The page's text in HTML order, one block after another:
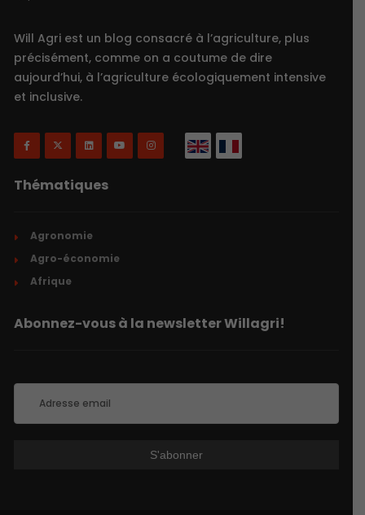
Will Agri est un blog consacré à l’agriculture, plus
précisément, comme on a coutume de dire
aujourd’hui, à l’agriculture écologiquement intensive
et inclusive.
Thématiques
Agronomie
Agro-économie
Afrique
Abonnez-vous à la newsletter Willagri!